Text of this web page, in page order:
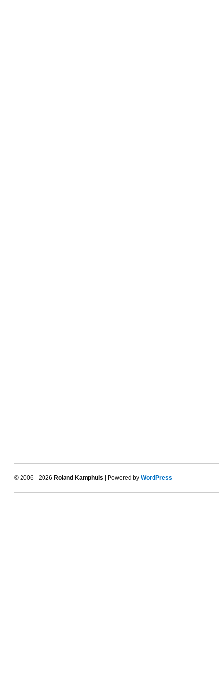
© 2006 - 2026 Roland Kamphuis | Powered by WordPress